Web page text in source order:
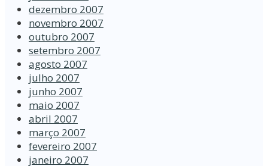
dezembro 2007
novembro 2007
outubro 2007
setembro 2007
agosto 2007
julho 2007
junho 2007
maio 2007
abril 2007
março 2007
fevereiro 2007
janeiro 2007